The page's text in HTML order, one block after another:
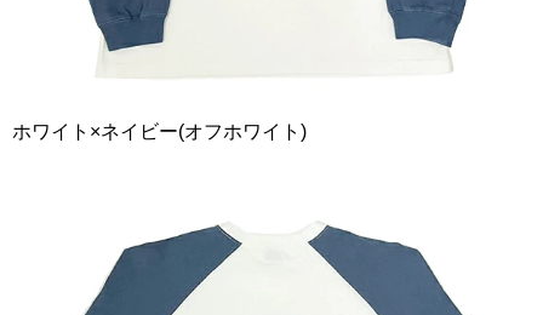
ホワイト×ネイビー(オフホワイト)